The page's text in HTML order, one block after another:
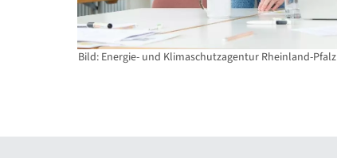
Bild: Energie- und Klimaschutzagentur Rheinland-Pfalz